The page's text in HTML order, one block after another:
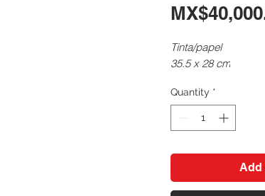
Tinta/papel
35.5 x 28 cm
Quantity *
Add